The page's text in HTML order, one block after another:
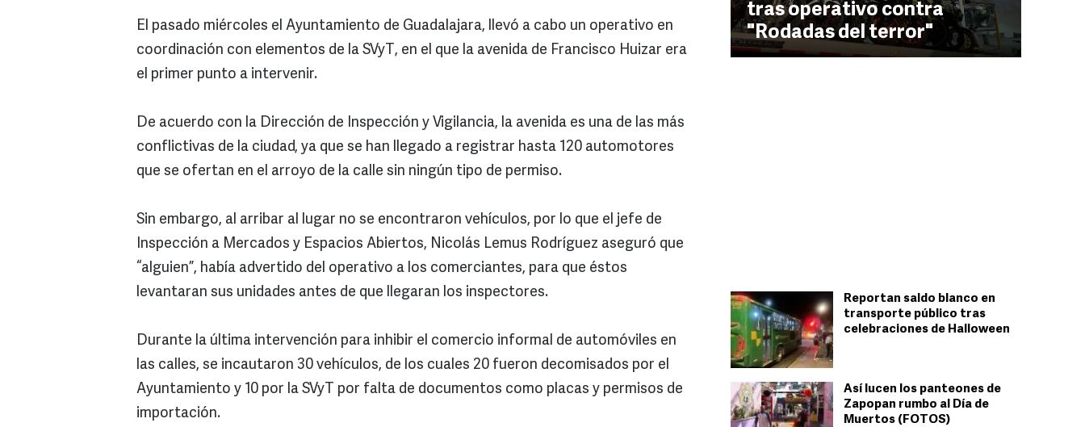
tras operativo contra
"Rodadas del terror"
Reportan saldo blanco en
transporte público tras
celebraciones de Halloween
Así lucen los panteones de
Zapopan rumbo al Día de
Muertos (FOTOS)
El pasado miércoles el Ayuntamiento de Guadalajara, llevó a cabo un operativo en
coordinación con elementos de la SVyT, en el que la avenida de Francisco Huizar era
el primer punto a intervenir.
De acuerdo con la Dirección de Inspección y Vigilancia, la avenida es una de las más
conflictivas de la ciudad, ya que se han llegado a registrar hasta 120 automotores
que se ofertan en el arroyo de la calle sin ningún tipo de permiso.
Sin embargo, al arribar al lugar no se encontraron vehículos, por lo que el jefe de
Inspección a Mercados y Espacios Abiertos, Nicolás Lemus Rodríguez aseguró que
“alguien”, había advertido del operativo a los comerciantes, para que éstos
levantaran sus unidades antes de que llegaran los inspectores.
Durante la última intervención para inhibir el comercio informal de automóviles en
las calles, se incautaron 30 vehículos, de los cuales 20 fueron decomisados por el
Ayuntamiento y 10 por la SVyT por falta de documentos como placas y permisos de
importación.